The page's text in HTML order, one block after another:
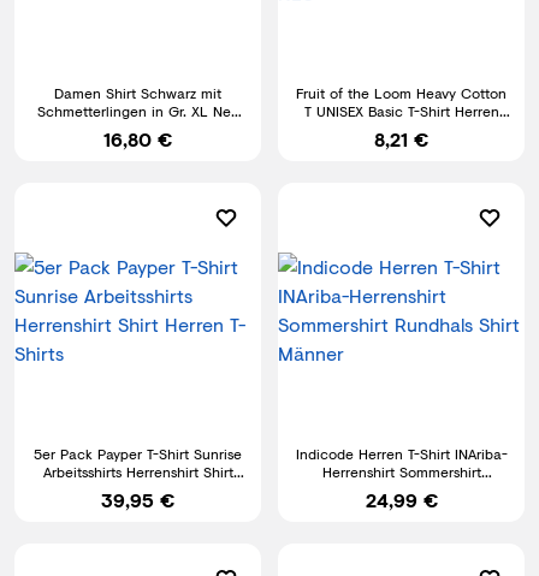
Damen Shirt Schwarz mit
Schmetterlingen in Gr. XL Neu
und unbenutzt!
16,80 €
Fruit of the Loom Heavy Cotton
T UNISEX Basic T-Shirt Herren
Damen Shirt NEU
8,21 €
5er Pack Payper T-Shirt Sunrise
Arbeitsshirts Herrenshirt Shirt
Herren T-Shirts
39,95 €
Indicode Herren T-Shirt INAriba-
Herrenshirt Sommershirt
Rundhals Shirt Männer
24,99 €